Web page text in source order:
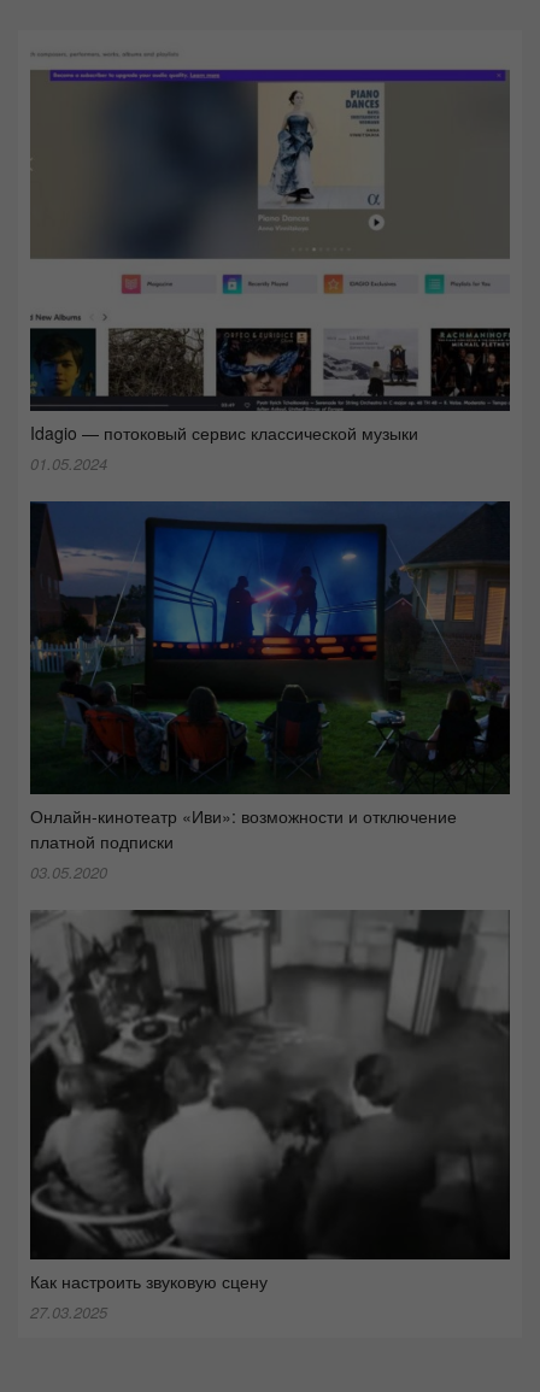
Idagio — потоковый сервис классической музыки
01.05.2024
Онлайн-кинотеатр «Иви»: возможности и отключение
платной подписки
03.05.2020
Как настроить звуковую сцену
27.03.2025